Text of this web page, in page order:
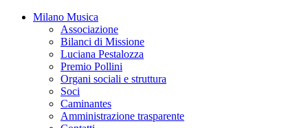
Milano Musica
Associazione
Bilanci di Missione
Luciana Pestalozza
Premio Pollini
Organi sociali e struttura
Soci
Caminantes
Amministrazione trasparente